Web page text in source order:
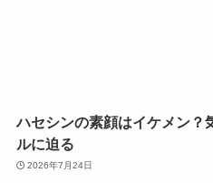
ハセシンの素顔はイケメン？
ルに迫る
2026年7月24日